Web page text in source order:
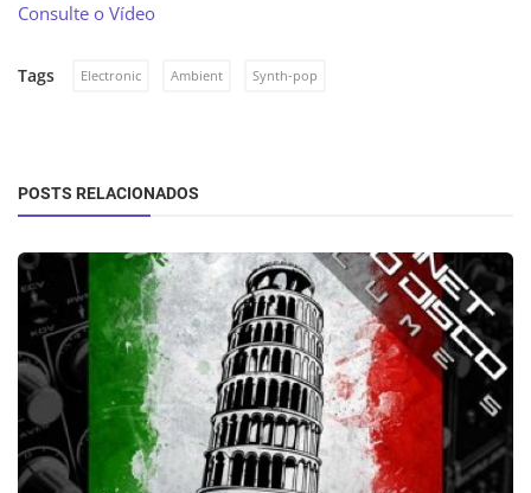
Consulte o Vídeo
Tags Electronic Ambient Synth-pop
POSTS RELACIONADOS